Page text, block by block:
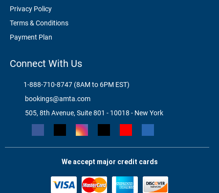
Privacy Policy
Terms & Conditions
Payment Plan
Connect With Us
1-888-710-8747 (8AM to 6PM EST)
bookings@amta.com
505, 8th Avenue, Suite 801 - 10018 - New York
We accept major credit cards